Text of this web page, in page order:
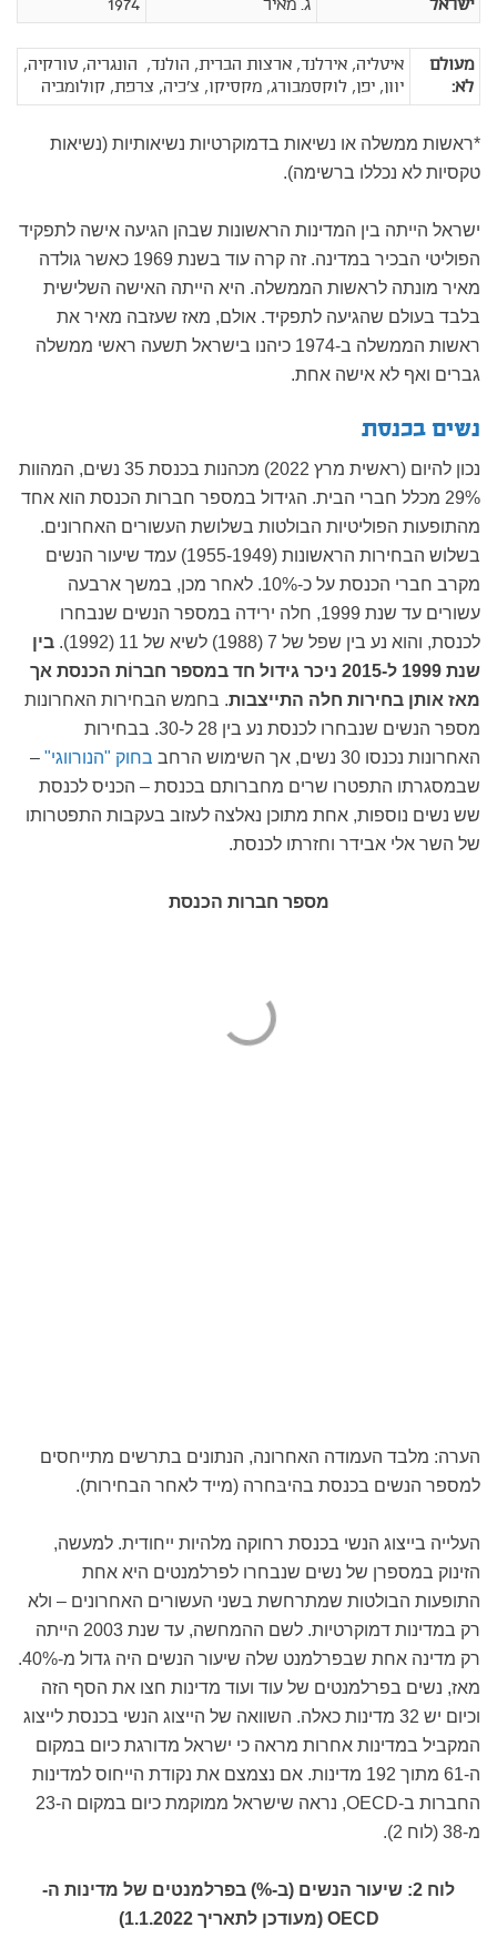
ישראל ג. מאיר 1974
מעולם
לא:
איטליה, אירלנד, ארצות הברית, הולנד, הונגריה, טורקיה,
יוון, יפן, לוקסמבורג, מקסיקו, צ'כיה, צרפת, קולומביה
*ראשות ממשלה או נשיאות בדמוקרטיות נשיאותיות (נשיאות
טקסיות לא נכללו ברשימה).
ישראל הייתה בין המדינות הראשונות שבהן הגיעה אישה לתפקיד
הפוליטי הבכיר במדינה. זה קרה עוד בשנת 1969 כאשר גולדה
מאיר מונתה לראשות הממשלה. היא הייתה האישה השלישית
בלבד בעולם שהגיעה לתפקיד. אולם, מאז שעזבה מאיר את
ראשות הממשלה ב-1974 כיהנו בישראל תשעה ראשי ממשלה
גברים ואף לא אישה אחת.
נשים בכנסת
נכון להיום (ראשית מרץ 2022) מכהנות בכנסת 35 נשים, המהוות
29% מכלל חברי הבית. הגידול במספר חברות הכנסת הוא אחד
מהתופעות הפוליטיות הבולטות בשלושת העשורים האחרונים.
בשלוש הבחירות הראשונות (1955-1949) עמד שיעור הנשים
מקרב חברי הכנסת על כ-10%. לאחר מכן, במשך ארבעה
עשורים עד שנת 1999, חלה ירידה במספר הנשים שנבחרו
לכנסת, והוא נע בין שפל של 7 (1988) לשיא של 11 (1992).
בין
שנת 1999 ל-2015 ניכר גידול חד במספר חברוֹת הכנסת אך
מאז אותן בחירות חלה התייצבות. בחמש הבחירות האחרונות
מספר הנשים שנבחרו לכנסת נע בין 28 ל-30. בבחירות
האחרונות נכנסו 30 נשים, אך השימוש הרחב
בחוק "הנורווגי" –
שבמסגרתו התפטרו שרים מחברותם בכנסת – הכניס לכנסת
שש נשים נוספות, אחת מתוכן נאלצה לעזוב בעקבות התפטרותו
של השר אלי אבידר וחזרתו לכנסת.
מספר חברות הכנסת
הערה: מלבד העמודה האחרונה, הנתונים בתרשים מתייחסים
למספר הנשים בכנסת בהיבּחרה (מייד לאחר הבחירות).
העלייה בייצוג הנשי בכנסת רחוקה מלהיות ייחודית. למעשה,
הזינוק במספרן של נשים שנבחרו לפרלמנטים היא אחת
התופעות הבולטות שמתרחשת בשני העשורים האחרונים – ולא
רק במדינות דמוקרטיות. לשם ההמחשה, עד שנת 2003 הייתה
רק מדינה אחת שבפרלמנט שלה שיעור הנשים היה גדול מ-40%.
מאז, נשים בפרלמנטים של עוד ועוד מדינות חצו את הסף הזה
וכיום יש 32 מדינות כאלה. השוואה של הייצוג הנשי בכנסת לייצוג
המקביל במדינות אחרות מראה כי ישראל מדורגת כיום במקום
ה-61 מתוך 192 מדינות. אם נצמצם את נקודת הייחוס למדינות
החברות ב-OECD, נראה שישראל ממוקמת כיום במקום ה-23
מ-38 (לוח 2).
לוח 2: שיעור הנשים (ב-%) בפרלמנטים של מדינות ה-
OECD (מעודכן לתאריך 1.1.2022)